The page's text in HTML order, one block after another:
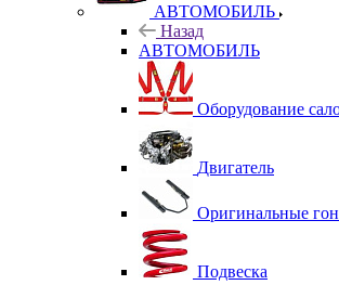
АВТОМОБИЛЬ
Назад
АВТОМОБИЛЬ
Оборудование
Двигатель
Оригинальные
Подвеска